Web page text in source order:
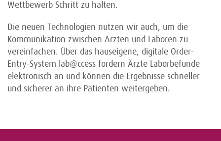
Wettbewerb Schritt zu halten.
Die neuen Technologien nutzen wir auch, um die
Kommunikation zwischen Ärzten und Laboren zu
vereinfachen. Über das hauseigene, digitale Order-
Entry-System lab@ccess fordern Ärzte Laborbefunde
elektronisch an und können die Ergebnisse schneller
und sicherer an ihre Patienten weitergeben.